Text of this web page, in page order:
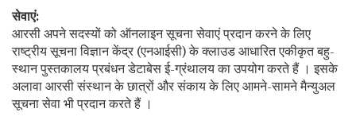
सेवाएं:
आरसी अपने सदस्यों को ऑनलाइन सूचना सेवाएं प्रदान करने के लिए
राष्ट्रीय सूचना विज्ञान केंद्र (एनआईसी) के क्लाउड आधारित एकीकृत बहु-
स्थान पुस्तकालय प्रबंधन डेटाबेस ई-ग्रंथालय का उपयोग करते हैं । इसके
अलावा आरसी संस्थान के छात्रों और संकाय के लिए आमने-सामने मैन्युअल
सूचना सेवा भी प्रदान करते हैं ।